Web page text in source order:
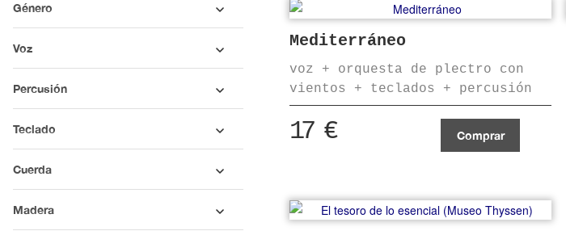
Mediterráneo
voz + orquesta de plectro con
vientos + teclados + percusión
17 € Comprar
Género
Voz
Percusión
Teclado
Cuerda
Madera